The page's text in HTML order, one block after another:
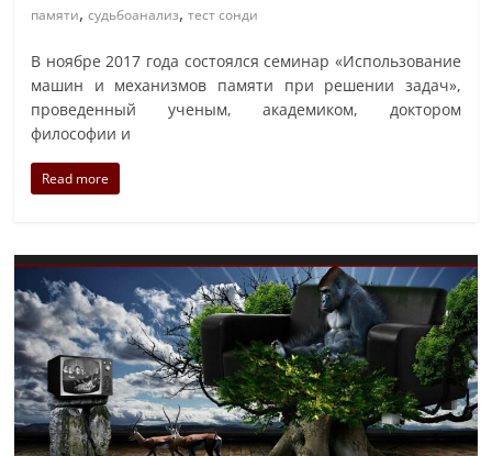
памяти,судьбоанализ,тест сонди
В ноябре 2017 года состоялся семинар «Использование
машин и механизмов памяти при решении задач»,
проведенный ученым, академиком, доктором
философии и
Read more